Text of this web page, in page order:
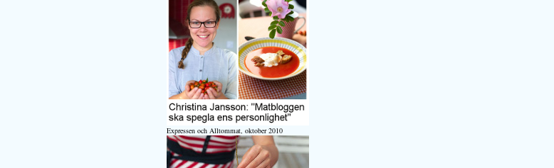
Expressen och Alltommat, oktober 2010